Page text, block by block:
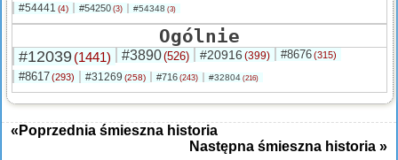
#54441 (4) #54250 (3) #54348 (3)
Ogólnie
#12039(1441) #3890(526) #20916 (399) #8676(315)
#8617(293) #31269 (258) #716 (243) #32804 (216)
«Poprzednia śmieszna historia
Następna śmieszna historia »